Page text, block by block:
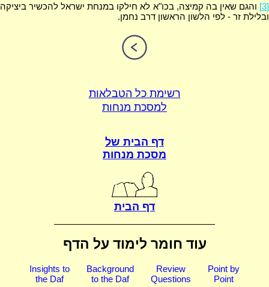
[3]
והגם שאין בה קמיצה, בכו"א לא חילקו במנחת ישראל להכשיר ביציקה
ובלילת זר - לפי הלשון הראשון דרב נחמן.
רשימת כל הטבלאות
למסכת מנחות
דף הבית של
מסכת מנחות
דף הבית
עוד חומר לימוד על הדף
Insights to
the Daf
Background
to the Daf
Review
Questions
Point by
Point